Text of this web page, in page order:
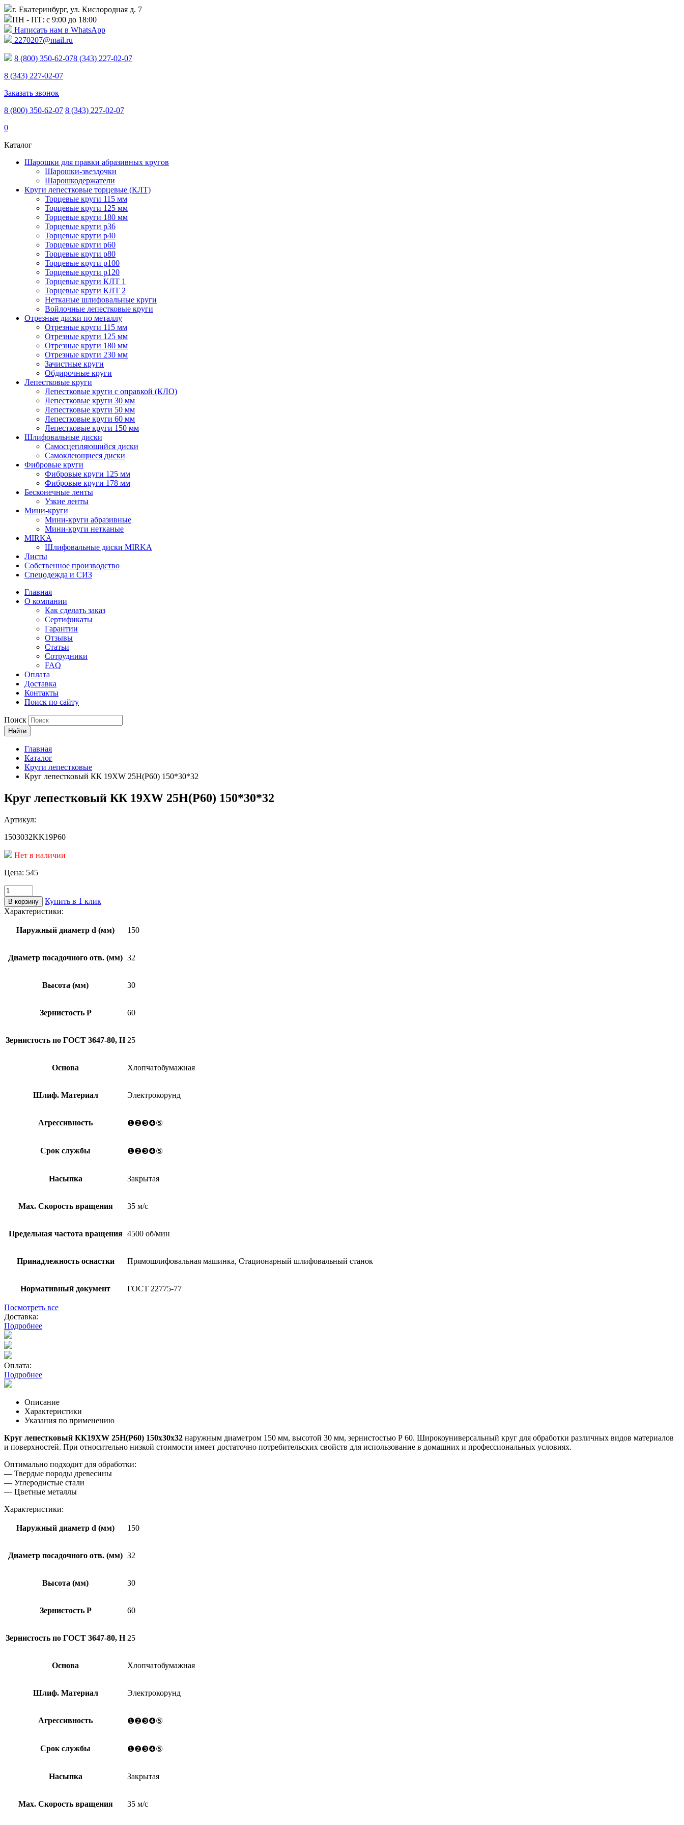
г. Екатеринбург, ул. Кислородная д. 7
ПН - ПТ: с 9:00 до 18:00
Написать нам в WhatsApp
2270207@mail.ru
8 (800) 350-62-078 (343) 227-02-07
8 (343) 227-02-07
Заказать звонок
8 (800) 350-62-07 8 (343) 227-02-07
0
Каталог
Шарошки для правки абразивных кругов
Шарошки-звездочки
Шарошкодержатели
Круги лепестковые торцевые (КЛТ)
Торцевые круги 115 мм
Торцевые круги 125 мм
Торцевые круги 180 мм
Торцевые круги p36
Торцевые круги p40
Торцевые круги p60
Торцевые круги p80
Торцевые круги p100
Торцевые круги p120
Торцевые круги КЛТ 1
Торцевые круги КЛТ 2
Нетканые шлифовальные круги
Войлочные лепестковые круги
Отрезные диски по металлу
Отрезные круги 115 мм
Отрезные круги 125 мм
Отрезные круги 180 мм
Отрезные круги 230 мм
Зачистные круги
Обдирочные круги
Лепестковые круги
Лепестковые круги с оправкой (КЛО)
Лепестковые круги 30 мм
Лепестковые круги 50 мм
Лепестковые круги 60 мм
Лепестковые круги 150 мм
Шлифовальные диски
Самосцепляющийся диски
Самоклеющиеся диски
Фибровые круги
Фибровые круги 125 мм
Фибровые круги 178 мм
Бесконечные ленты
Узкие ленты
Мини-круги
Мини-круги абразивные
Мини-круги нетканые
MIRKA
Шлифовальные диски MIRKA
Листы
Собственное производство
Спецодежда и СИЗ
Главная
О компании
Как сделать заказ
Сертификаты
Гарантии
Отзывы
Статьи
Сотрудники
FAQ
Оплата
Доставка
Контакты
Поиск по сайту
Поиск
Найти
Главная
Каталог
Круги лепестковые
Круг лепестковый КК 19ХW 25Н(P60) 150*30*32
Круг лепестковый КК 19ХW 25Н(P60) 150*30*32
Артикул:
1503032KK19P60
Нет в наличии
Цена: 545
Количество
товара
Круг
лепестковый
19ХW
150*30*32
В корзину
Купить в 1 клик
Характеристики:
Наружный диаметр d (мм) 150
Диаметр посадочного отв. (мм) 32
Высота (мм) 30
Зернистость Р 60
Зернистость по ГОСТ 3647-80, Н 25
Основа Хлопчатобумажная
Шлиф. Материал Электрокорунд
Агрессивность ❶❷❸❹⑤
Срок службы ❶❷❸❹⑤
Насыпка Закрытая
Мах. Скорость вращения 35 м/с
Предельная частота вращения 4500 об/мин
Принадлежность оснастки Прямошлифовальная машинка, Стационарный шлифовальный станок
Нормативный документ ГОСТ 22775-77
Посмотреть все
Доставка:
Подробнее
Оплата:
Подробнее
Описание
Характеристики
Указания по применению
Круг лепестковый КК19ХW 25Н(P60) 150х30х32 наружным диаметром 150 мм, высотой 30 мм, зернистостью Р 60. Широкоуниверсальный круг для обработки различных видов материалов
и поверхностей. При относительно низкой стоимости имеет достаточно потребительских свойств для использование в домашних и профессиональных условиях.
Оптимально подходит для обработки:
— Твердые породы древесины
— Углеродистые стали
— Цветные металлы
Характеристики:
Наружный диаметр d (мм) 150
Диаметр посадочного отв. (мм) 32
Высота (мм) 30
Зернистость Р 60
Зернистость по ГОСТ 3647-80, Н 25
Основа Хлопчатобумажная
Шлиф. Материал Электрокорунд
Агрессивность ❶❷❸❹⑤
Срок службы ❶❷❸❹⑤
Насыпка Закрытая
Мах. Скорость вращения 35 м/с